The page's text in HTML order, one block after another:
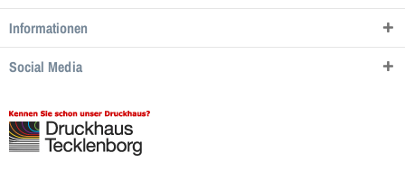
Informationen
Social Media